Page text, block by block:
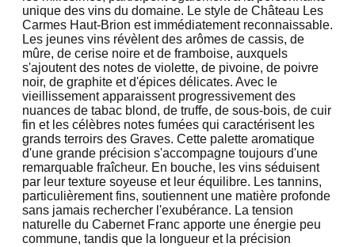
unique des vins du domaine. Le style de Château Les
Carmes Haut-Brion est immédiatement reconnaissable.
Les jeunes vins révèlent des arômes de cassis, de
mûre, de cerise noire et de framboise, auxquels
s'ajoutent des notes de violette, de pivoine, de poivre
noir, de graphite et d'épices délicates. Avec le
vieillissement apparaissent progressivement des
nuances de tabac blond, de truffe, de sous-bois, de cuir
fin et les célèbres notes fumées qui caractérisent les
grands terroirs des Graves. Cette palette aromatique
d'une grande précision s'accompagne toujours d'une
remarquable fraîcheur. En bouche, les vins séduisent
par leur texture soyeuse et leur équilibre. Les tannins,
particulièrement fins, soutiennent une matière profonde
sans jamais rechercher l'exubérance. La tension
naturelle du Cabernet Franc apporte une énergie peu
commune, tandis que la longueur et la précision